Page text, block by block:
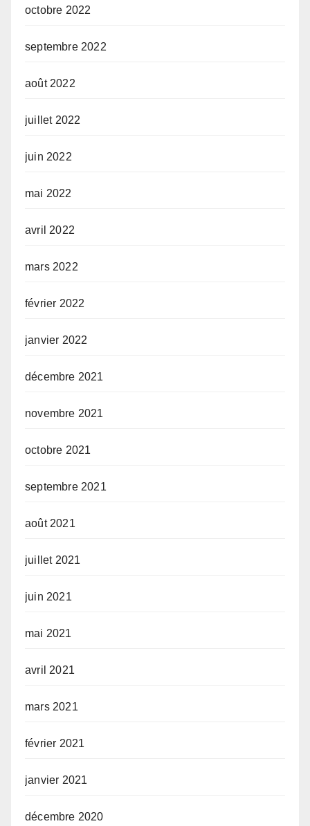
octobre 2022
septembre 2022
août 2022
juillet 2022
juin 2022
mai 2022
avril 2022
mars 2022
février 2022
janvier 2022
décembre 2021
novembre 2021
octobre 2021
septembre 2021
août 2021
juillet 2021
juin 2021
mai 2021
avril 2021
mars 2021
février 2021
janvier 2021
décembre 2020